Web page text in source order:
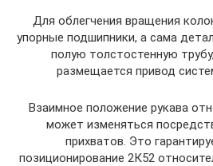
Для облегчения вращения
упорные подшипники, а сама
полую толстостенную
размещается привод
Взаимное положение рукава
может изменяться
прихватов. Это
позиционирование 2К52